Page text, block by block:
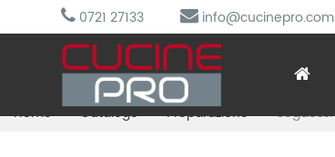
0721 27133 info@cucinepro.com
Home Catalogo Preparazione Segaossi